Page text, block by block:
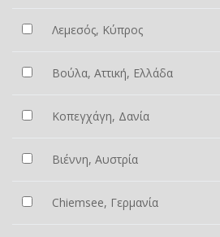
Λεμεσός, Κύπρος
Βούλα, Αττική, Ελλάδα
Κοπεγχάγη, Δανία
Βιέννη, Αυστρία
Chiemsee, Γερμανία